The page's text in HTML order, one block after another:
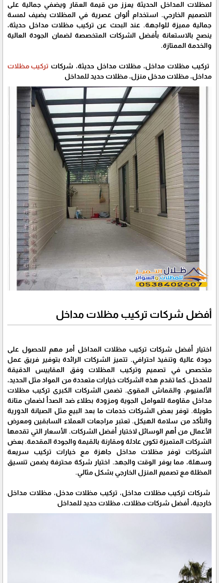
لمظلات المداخل الحديثة يعزز من قيمة العقار ويضفي جمالية على
التصميم الخارجي. استخدام ألوان عصرية في المظلات يضيف لمسة
جمالية مميزة للواجهة. عند البحث عن تركيب مظلات مداخل حديثة،
ينصح بالاستعانة بأفضل الشركات المتخصصة لضمان الجودة العالية
والخدمة الممتازة.
تركيب مظلات مداخل، مظلات مداخل حديثة، شركات تركيب مظلات
مداخل، مظلات مدخل منزل، مظلات حديد للمداخل
أفضل شركات تركيب مظلات مداخل
اختيار أفضل شركات تركيب مظلات المداخل أمر مهم للحصول على
جودة عالية وتنفيذ احترافي. تتميز الشركات الرائدة بتوفير فريق عمل
متخصص في تصميم وتركيب المظلات وفق المقاييس الدقيقة
للمدخل. كما تقدم هذه الشركات خيارات متعددة من المواد مثل الحديد،
الألمنيوم، والقماش المقوى. تضمن الشركات الكبرى تركيب مظلات
مداخل مقاومة للعوامل الجوية ومزودة بطلاء ضد الصدأ لضمان متانة
طويلة. توفر بعض الشركات خدمات ما بعد البيع مثل الصيانة الدورية
والتأكد من سلامة الهيكل. تعتبر مراجعات العملاء السابقين ومعرض
الأعمال من أهم الوسائل لاختيار أفضل الشركات. الأسعار التي تقدمها
الشركات المتميزة تكون عادلة ومقارنة بالقيمة والجودة المقدمة. بعض
الشركات توفر مظلات مداخل جاهزة مع خيارات تركيب سريعة
وسهلة، مما يوفر الوقت والجهد. اختيار شركة محترفة يضمن تنسيق
المظلة مع تصميم المنزل الخارجي بشكل مثالي.
شركات تركيب مظلات مداخل، تركيب مظلات مدخل، مظلات مداخل
خارجية، أفضل شركات مظلات، مظلات حديد للمداخل